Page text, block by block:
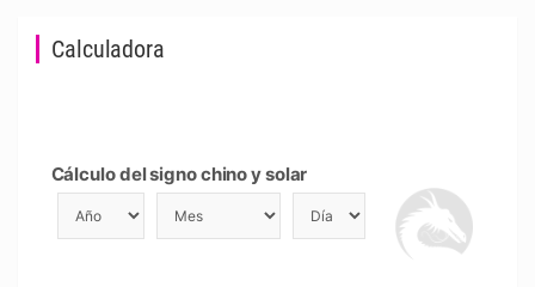
Calculadora
Cálculo del signo chino y solar